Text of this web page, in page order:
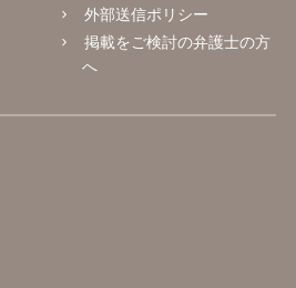
外部送信ポリシー
掲載をご検討の弁護士の方
へ